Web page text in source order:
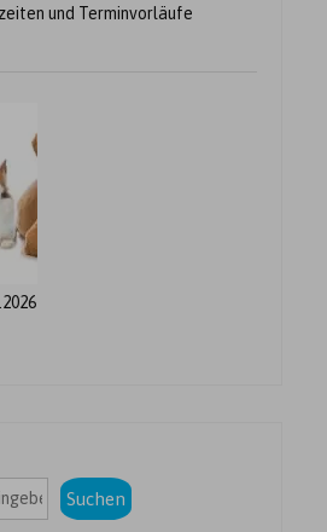
und Terminvorläufe
Suchen